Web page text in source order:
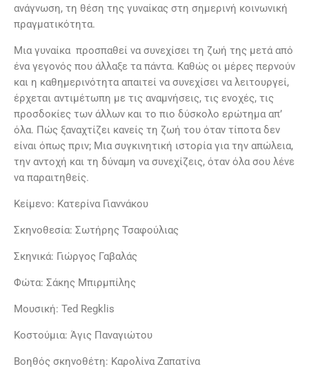
ανάγνωση, τη θέση της γυναίκας στη σημερινή κοινωνική
πραγματικότητα.
Μια γυναίκα προσπαθεί να συνεχίσει τη ζωή της μετά από
ένα γεγονός που άλλαξε τα πάντα. Καθώς οι μέρες περνούν
και η καθημερινότητα απαιτεί να συνεχίσει να λειτουργεί,
έρχεται αντιμέτωπη με τις αναμνήσεις, τις ενοχές, τις
προσδοκίες των άλλων και το πιο δύσκολο ερώτημα απ’
όλα. Πώς ξαναχτίζει κανείς τη ζωή του όταν τίποτα δεν
είναι όπως πριν; Μια συγκινητική ιστορία για την απώλεια,
την αντοχή και τη δύναμη να συνεχίζεις, όταν όλα σου λένε
να παραιτηθείς.
Κείμενο: Κατερίνα Γιαννάκου
Σκηνοθεσία: Σωτήρης Τσαφούλιας
Σκηνικά: Γιώργος Γαβαλάς
Φώτα: Σάκης Μπιρμπίλης
Μουσική: Ted Regklis
Κοστούμια: Άγις Παναγιώτου
Βοηθός σκηνοθέτη: Καρολίνα Ζαπατίνα